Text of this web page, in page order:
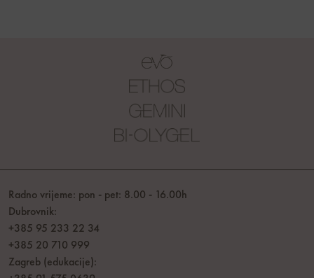
Radno vrijeme: pon - pet: 8.00 - 16.00h
Dubrovnik:
+385 95 233 22 34
+385 20 710 999
Zagreb (edukacije):